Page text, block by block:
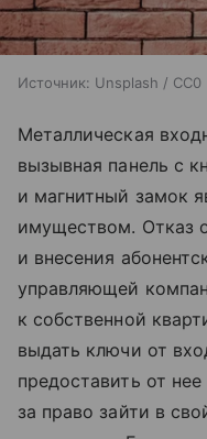
Источник: Unsplash / CC0
Металлическая
вызывная панель с
и магнитный замок
имуществом. Отказ
и внесения
управляющей
к собственной
выдать ключи от
предоставить от
за право зайти в